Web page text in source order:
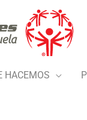
HACEMOS